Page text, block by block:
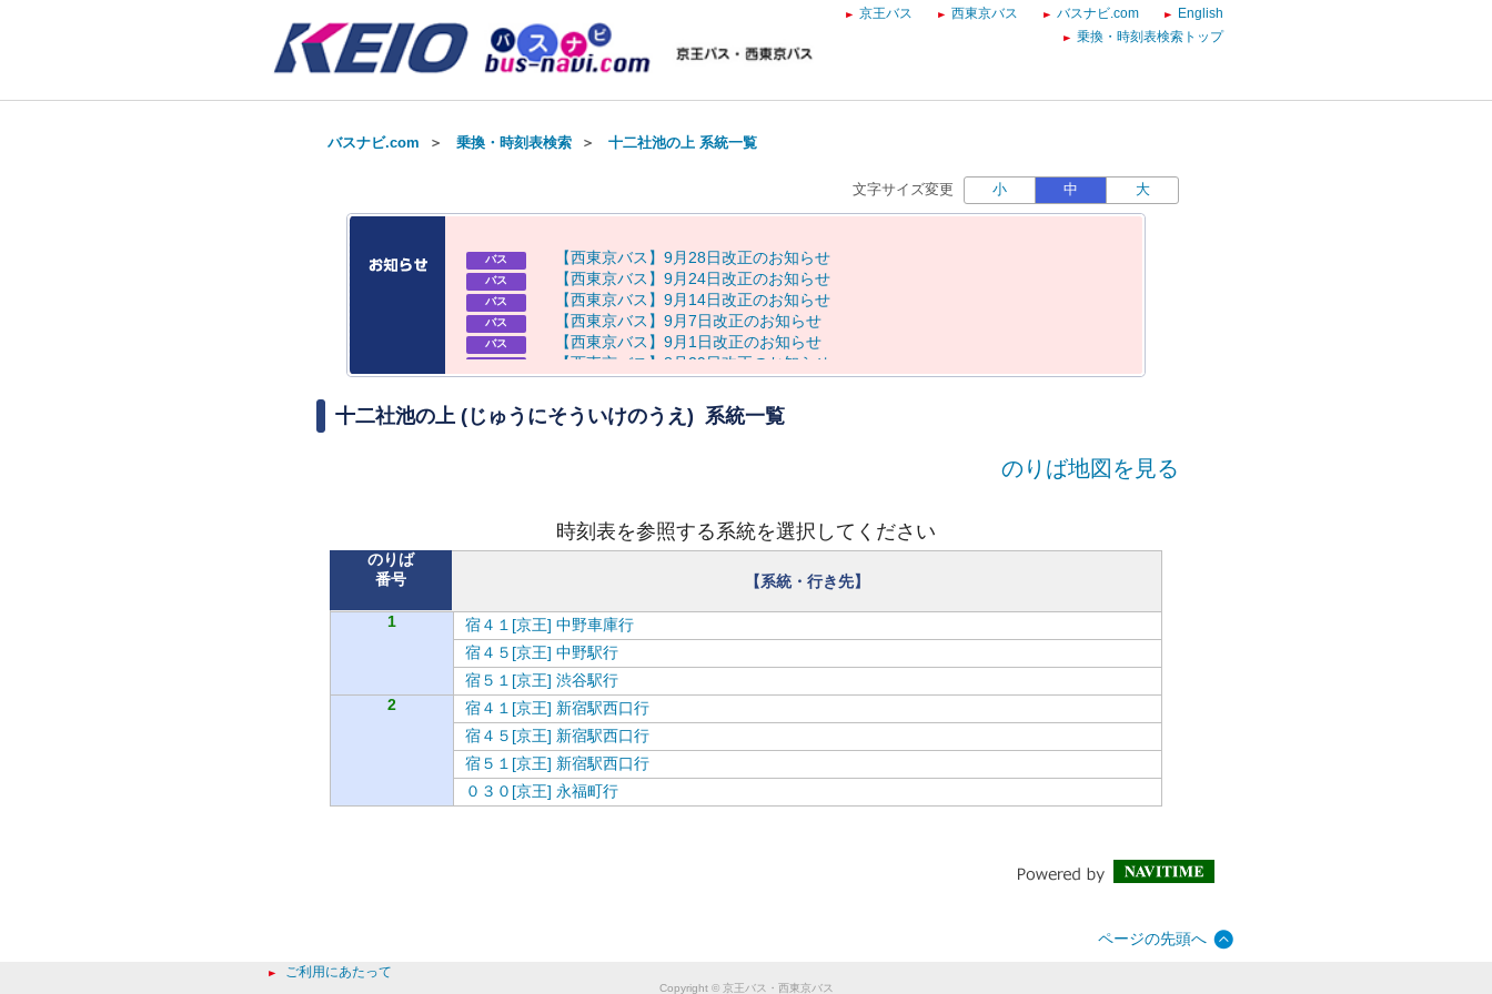
京王バス 西東京バス バスナビ.com
English
乗換・時刻表検索トップ
バスナビ.com ＞ 乗換・時刻表検索 ＞ 十二社池の上 系統一覧
文字サイズ変更 小 中 大
バス 【西東京バス 】 9月 28日改正のお知らせ
バス 【西東京バス 】 9月 24日改正のお知らせ
バス 【西東京バス 】 9月 14日改正のお知らせ
バス 【西東京バス 】 9月7日改正のお知らせ
バス 【西東京バス 】 9月 1 日改正のお知らせ
【西東京 バス 】 8 月 29日改正 の お 知 ら せ
・
運 に つ て
バス 【 京 王 バス】 お 盆ダ イヤのお 知ら
十二社池の上 (じゅうにそういけのうえ) 系統一覧
のりば地図を見る
時刻表を参照する系統を選択してください
のりば
番号
【系統・行き先】
1
宿４１[京王] 中野車庫行
宿４５[京王] 中野駅行
宿５１[京王] 渋谷駅行
2
宿４１[京王] 新宿駅西口行
宿４５[京王] 新宿駅西口行
宿５１[京王] 新宿駅西口行
０３０[京王] 永福町行
ページの先頭へ
ご利用にあたって
Copyright © 京王バス・西東京バス